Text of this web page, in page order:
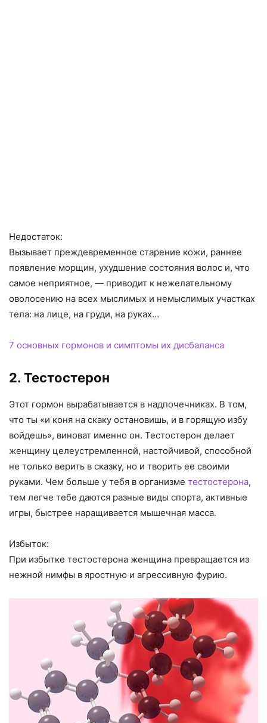
Недостаток:
Вызывает преждевременное старение кожи, раннее
появление морщин, ухудшение состояния волос и, что
самое неприятное, — приводит к нежелательному
оволосению на всех мыслимых и немыслимых участках
тела: на лице, на груди, на руках…
7 основных гормонов и симптомы их дисбаланса
2. Тестостерон
Этот гормон вырабатывается в надпочечниках. В том,
что ты «и коня на скаку остановишь, и в горящую избу
войдешь», виноват именно он. Тестостерон делает
женщину целеустремленной, настойчивой, способной
не только верить в сказку, но и творить ее своими
руками. Чем больше у тебя в организме тестостерона,
тем легче тебе даются разные виды спорта, активные
игры, быстрее наращивается мышечная масса.
Избыток:
При избытке тестостерона женщина превращается из
нежной нимфы в яростную и агрессивную фурию.